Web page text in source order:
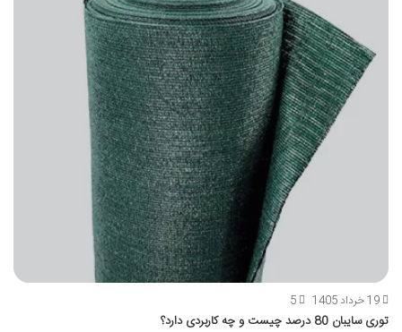
19 خرداد 1405 5
توری سایبان 80 درصد چیست و چه کاربردی دارد؟